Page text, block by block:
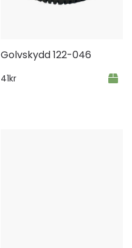
Golvskydd 122-046
41kr